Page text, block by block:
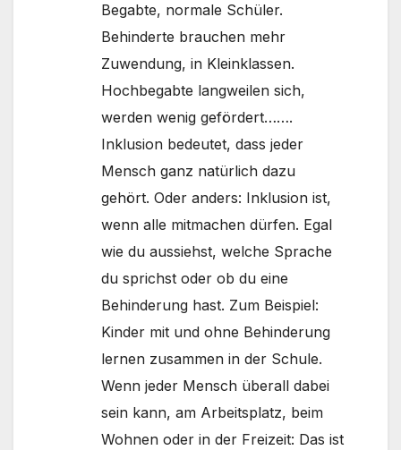
Begabte, normale Schüler.
Behinderte brauchen mehr
Zuwendung, in Kleinklassen.
Hochbegabte langweilen sich,
werden wenig gefördert…….
Inklusion bedeutet, dass jeder
Mensch ganz natürlich dazu
gehört. Oder anders: Inklusion ist,
wenn alle mitmachen dürfen. Egal
wie du aussiehst, welche Sprache
du sprichst oder ob du eine
Behinderung hast. Zum Beispiel:
Kinder mit und ohne Behinderung
lernen zusammen in der Schule.
Wenn jeder Mensch überall dabei
sein kann, am Arbeitsplatz, beim
Wohnen oder in der Freizeit: Das ist